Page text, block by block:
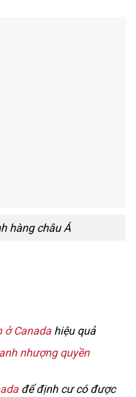
hàng châu Á
ở Canadahiệu quả
nhượng quyền
để định cư có được